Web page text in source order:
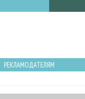
РЕКЛАМОДАТЕЛЯМ